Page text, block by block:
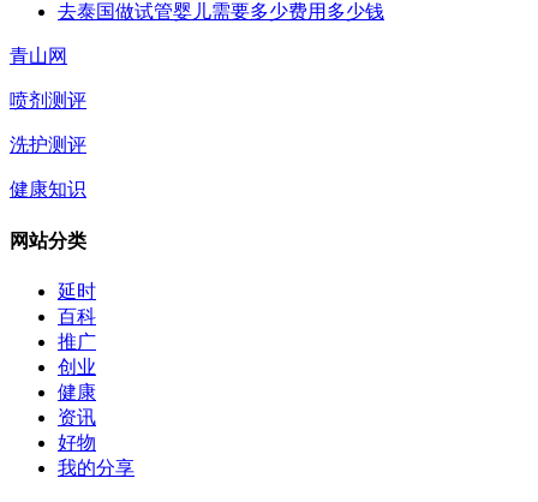
去泰国做试管婴儿需要多少费用多少钱
青山网
喷剂测评
洗护测评
健康知识
网站分类
延时
百科
推广
创业
健康
资讯
好物
我的分享